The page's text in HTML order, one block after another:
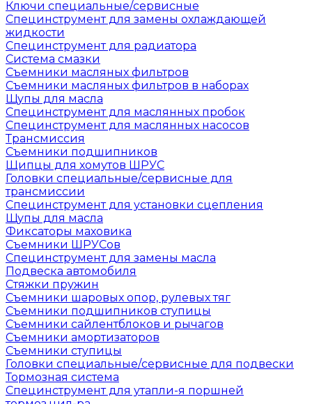
Ключи специальные/сервисные
Специнструмент для замены охлаждающей
жидкости
Специнструмент для радиатора
Система смазки
Съемники масляных фильтров
Съемники масляных фильтров в наборах
Щупы для масла
Специнструмент для маслянных пробок
Специнструмент для маслянных насосов
Трансмиссия
Съемники подшипников
Щипцы для хомутов ШРУС
Головки специальные/сервисные для
трансмиссии
Специнструмент для установки сцепления
Щупы для масла
Фиксаторы маховика
Съемники ШРУСов
Специнструмент для замены масла
Подвеска автомобиля
Стяжки пружин
Съемники шаровых опор, рулевых тяг
Съемники подшипников ступицы
Съемники сайлентблоков и рычагов
Съемники амортизаторов
Съемники ступицы
Головки специальные/сервисные для подвески
Тормозная система
Специнструмент для утапли-я поршней